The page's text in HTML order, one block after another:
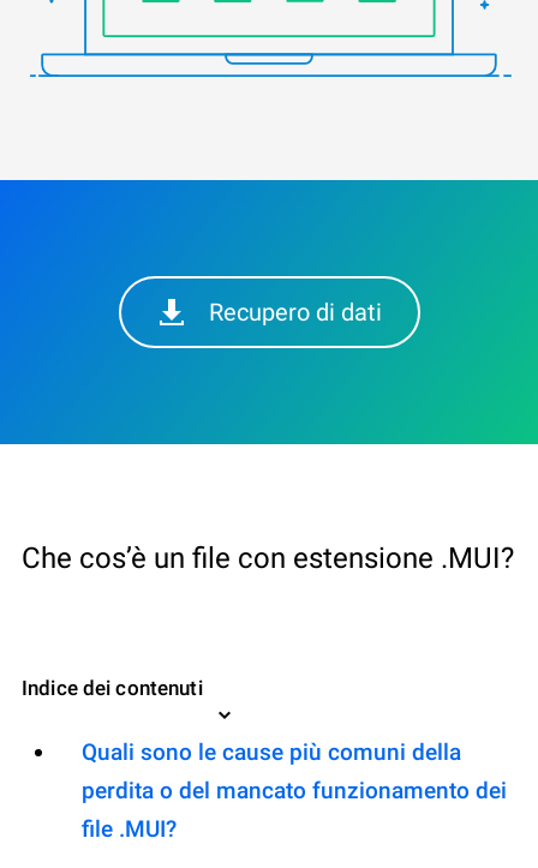
Recupero di dati
Che cos’è un file con estensione .MUI?
Indice dei contenuti
Quali sono le cause più comuni della
perdita o del mancato funzionamento dei
file .MUI?